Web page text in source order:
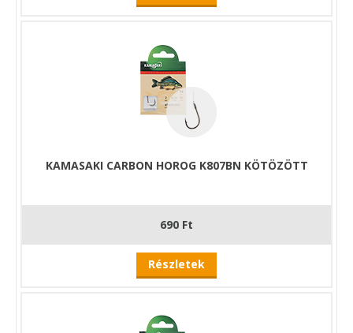
KAMASAKI CARBON HOROG K807BN KÖTÖZÖTT
690 Ft
Részletek